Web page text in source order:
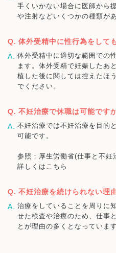
手くいかない場合に医師から
や注射などいくつかの種類が
体外受精中に性行為をして
体外受精中に適切な範囲での
ます。体外受精で妊娠したあ
植した後に関しては控えたほ
でください。
不妊治療で休職は可能です
不妊治療では不妊治療を目的
可能です。
参照：厚生労働省(仕事と不妊
詳しくはこちら
不妊治療を続けられない理
治療をしていることを周りに
せた検査や治療のため、仕事
とが理由の多くとなっています